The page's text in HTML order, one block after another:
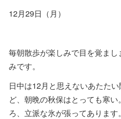
12月29日（月）
毎朝散歩が楽しみで目を覚ま
みです。
日中は12月と思えないあたた
ど、朝晩の秋保はとっても寒
ろ、立派な氷が張ってありま